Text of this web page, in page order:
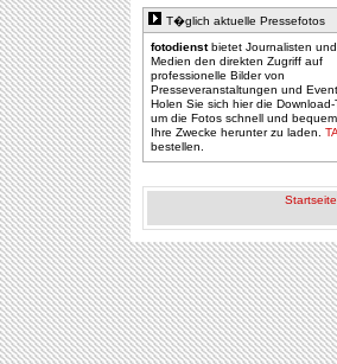
T�glich aktuelle Pressefotos
fotodienstbietet Journalisten und
Medien den direkten Zugriff auf
professionelle Bilder von
Presseveranstaltungen und
Holen Sie sich hier die Download-
um die Fotos schnell und
Ihre Zwecke herunter zu laden.
bestellen.
Startseite